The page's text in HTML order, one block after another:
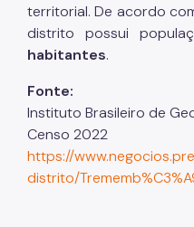
territorial. De acordo
distrito possui
habitantes.
Fonte:
Instituto Brasileiro de
Censo 2022
https://www.negocios.
distrito/